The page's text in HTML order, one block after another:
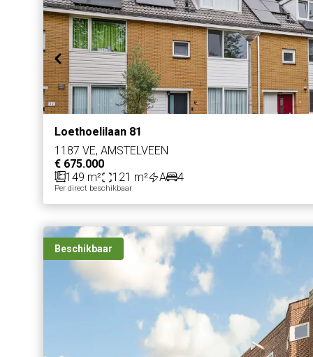
Loethoelilaan 81
1187 VE, AMSTELVEEN
€ 675.000
149 m²
121 m² A 4
Per direct beschikbaar
Beschikbaar